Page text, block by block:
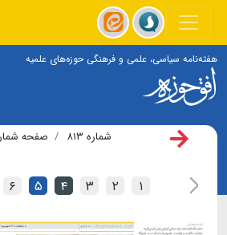
هفته‌نامه سیاسی، علمی و فرهنگی حوزه‌های علمیه
شماره ۸۱۳ صفحه
۱ ۲ ۳ ۴ ۵ ۶